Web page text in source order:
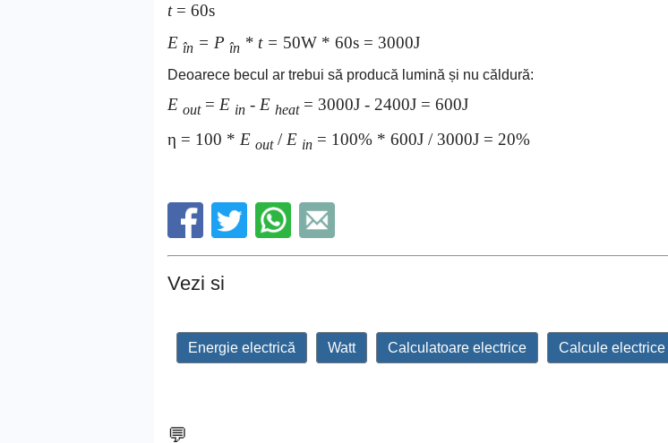
t= 60s
E în = P în * t = 50W * 60s = 3000J
Deoarece becul ar trebui să producă lumină și nu căldură:
E out = E in - E heat= 3000J - 2400J = 600J
η = 100 * E out/ E in = 100% * 600J / 3000J = 20%
Vezi si
Energie electrică Watt Calculatoare electrice Calcule electrice
💬